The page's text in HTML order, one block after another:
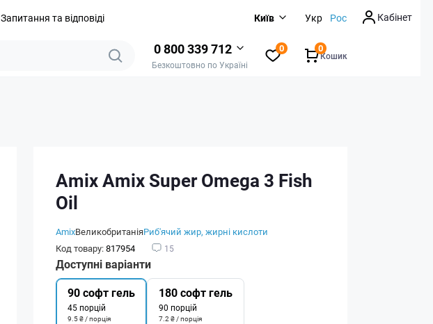
Запитання та відповіді Київ Укр Рос Кабінет
0 800 339 712
Безкоштовно по Україні
0
Кошик
0
Amix Amix Super Omega 3 Fish
Oil
AmixВеликобританіяРиб'ячий жир, жирні кислоти
Код товару:817954 15
Доступні варіанти
90 софт гель
45 порцій
9.5 ₴ / порція
180 софт гель
90 порцій
7.2 ₴ / порція